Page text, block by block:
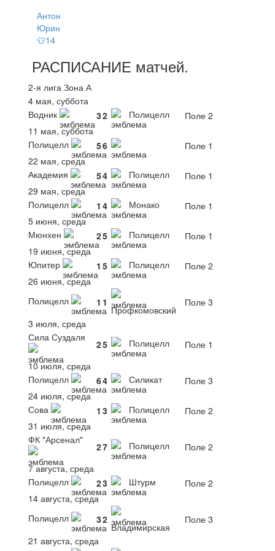
Антон
Юрин
👕14
РАСПИСАНИЕ матчей.
2-я лига Зона А
4 мая, суббота
Водник
32 Полицелл
Поле 2
11 мая, суббота
Полицелл
56
Поле 1
22 мая, среда
Академия
54 Полицелл
Поле 1
29 мая, среда
Полицелл
1 4 Монако
Поле 1
5 июня, среда
Мюнхен
25 Полицелл
Поле 1
19 июня, среда
Юпитер
1 5 Полицелл
Поле 2
26 июня, среда
Полицелл
1 1
Профкомовский
Поле 3
3 июля, среда
Сила Суздаля
25 Полицелл
Поле 1
10 июля, среда
Полицелл
64 Силикат
Поле 3
24 июля, среда
Сова
1 3 Полицелл
Поле 2
31 июля, среда
ФК "Арсенал"
27 Полицелл
Поле 2
7 августа, среда
Полицелл
23 Штурм
Поле 2
14 августа, среда
Полицелл
32
Владимирская
Поле 3
21 августа, среда